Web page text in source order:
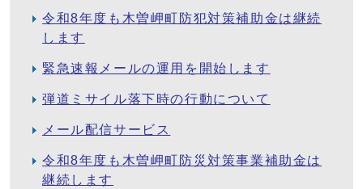
令和8年度も木曽岬町防犯対策補助金は継続
します
緊急速報メールの運用を開始します
弾道ミサイル落下時の行動について
メール配信サービス
令和8年度も木曽岬町防災対策事業補助金は
継続します